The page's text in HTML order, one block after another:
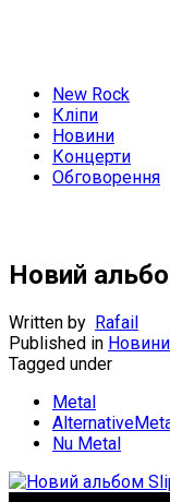
New Rock
Кліпи
Новини
Концерти
Обговорення
Новий
Written by Rafail
Published in Новини
Tagged under
Metal
Nu Metal